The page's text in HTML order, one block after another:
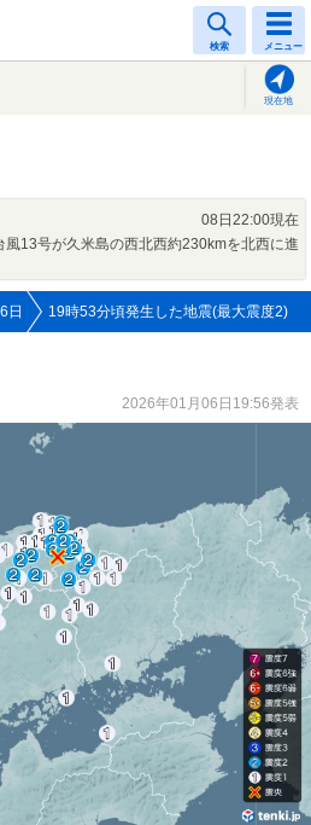
検索 メニュー
現在地
08日22:00現在
風13号が久米島の西北西約230kmを北西に進
日 19時53分頃発生した地震(最大震度2)
2026年01月06日19:56発表